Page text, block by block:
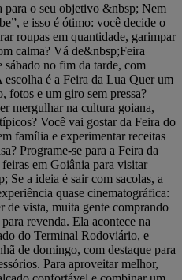
para o seu objetivo &nbsp; Nem
e isso é ótimo: você decide o
roupas em quantidade, garimpar
calma? Vá de&nbsp;Feira
no fim da tarde, com
escolha é a Feira da Lua Quer um
fotos e um giro sem pressa?
mergulhar na cultura goiana,
Você vai gostar da Feira do
família e experimentar receitas
Programe-se para a Feira da
em Goiânia para visitar
a ideia é sair com sacolas, a
quase cinematográfica:
de vista, muita gente comprando
revenda. Ela acontece na
do Terminal Rodoviário, e
de domingo, com destaque para
Para aproveitar melhor,